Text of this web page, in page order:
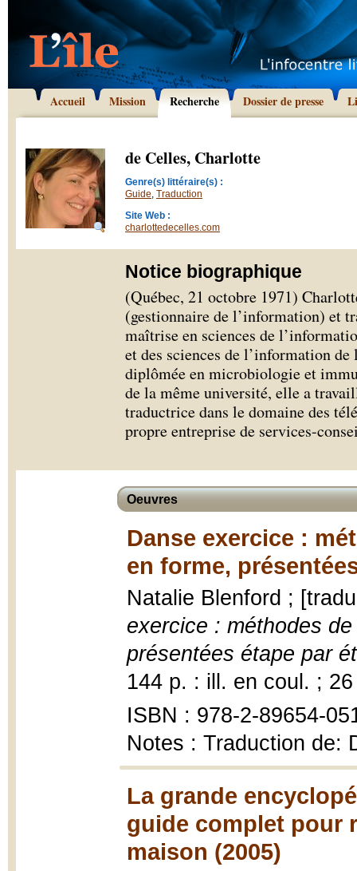
Accueil Mission Recherche Dossier de presse
de Celles, Charlotte
Genre(s) littéraire(s) :
Guide, Traduction
Site Web :
charlottedecelles.com
Notice biographique
(Québec, 21 octobre 1971)
(gestionnaire de l’information) et
maîtrise en sciences de
et des sciences de l’information
diplômée en microbiologie et
de la même université, elle a
traductrice dans le domaine des
propre entreprise de services-
Oeuvres
Danse exercice :
en forme,
Natalie Blenford ;
exercice : méthodes
présentées étape par
144 p. : ill. en coul. ;
ISBN : 978-2-89654-
Notes : Traduction de:
La grande
guide complet pour
maison (2005)